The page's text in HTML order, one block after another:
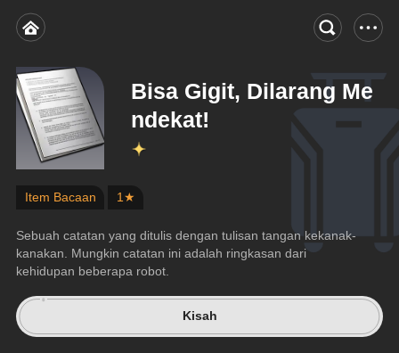
Bisa Gigit, Dilarang Me
ndekat!
Item Bacaan 1★
Sebuah catatan yang ditulis dengan tulisan tangan kekanak-
kanakan. Mungkin catatan ini adalah ringkasan dari
kehidupan beberapa robot.
Kisah